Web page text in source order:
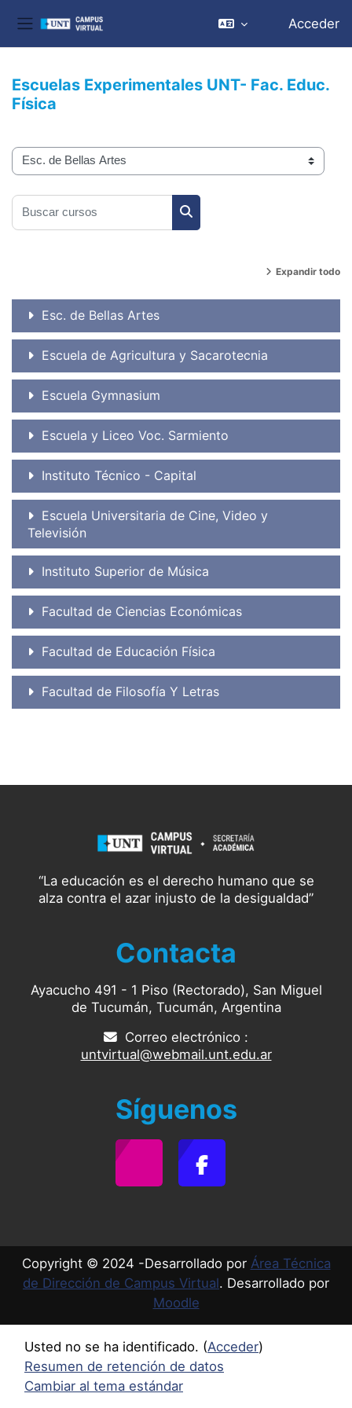
Acceder
Escuelas Experimentales UNT- Fac. Educ.
Física
Categorías
Buscar cursos
Buscar cursos
Expandir todo
Esc. de Bellas Artes
Escuela de Agricultura y Sacarotecnia
Escuela Gymnasium
Escuela y Liceo Voc. Sarmiento
Instituto Técnico - Capital
Escuela Universitaria de Cine, Video y
Televisión
Instituto Superior de Música
Facultad de Ciencias Económicas
Facultad de Educación Física
Facultad de Filosofía Y Letras
“La educación es el derecho humano que se
alza contra el azar injusto de la desigualdad”
Contacta
Ayacucho 491 - 1 Piso (Rectorado), San Miguel
de Tucumán, Tucumán, Argentina
Correo electrónico :
untvirtual@webmail.unt.edu.ar
Síguenos
Copyright © 2024 -Desarrollado por Área Técnica
de Dirección de Campus Virtual. Desarrollado por
Moodle
Usted no se ha identificado. (Acceder)
Resumen de retención de datos
Cambiar al tema estándar